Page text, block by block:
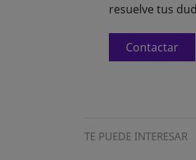
resuelve tus
Contactar
TE PUEDE INTERESAR